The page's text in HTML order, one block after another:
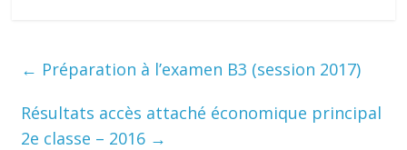
← Préparation à l’examen B3 (session 2017)
Résultats accès attaché économique principal
2e classe – 2016 →